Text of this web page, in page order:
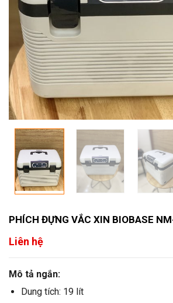
PHÍCH ĐỰNG VẮC XIN BIOBASE
Liên hệ
Mô tả ngắn:
Dung tích: 19 lít